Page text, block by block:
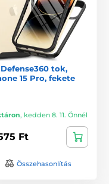
tok,
15 Pro, fekete
, kedden 8. 11. Önnél
Ft
Összehasonlítás